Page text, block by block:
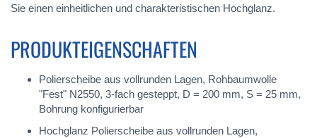
Sie einen einheitlichen und charakteristischen Hochglanz.
PRODUKTEIGENSCHAFTEN
Polierscheibe aus vollrunden Lagen, Rohbaumwolle
"Fest" N2550, 3-fach gesteppt, D = 200 mm, S = 25 mm,
Bohrung konfigurierbar
Hochglanz Polierscheibe aus vollrunden Lagen,